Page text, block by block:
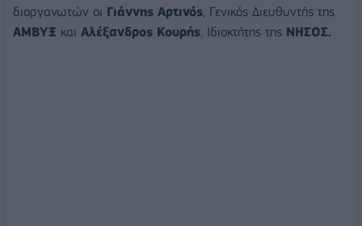
διοργανωτών οι Γιάννης Αρτινός, Γενικός Διευθυντής της
ΑΜΒΥΞ και Αλέξανδρος Κουρής, Ιδιοκτήτης της ΝΗΣΟΣ.